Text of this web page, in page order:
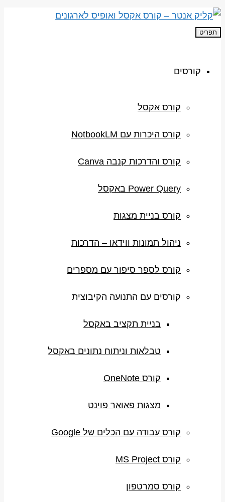
תפריט
קורסים
קורס אקסל
קורס היכרות עם NotbookLM
קורס והדרכות קנבה Canva
Power Query באקסל
קורס בניית מצגות
ניהול תמונות ווידאו – הדרכות
קורס לספר סיפור עם מספרים
קורסים עם התנועה הקיבוצית
בניית תקציב באקסל
טבלאות וניתוח נתונים באקסל
קורס OneNote
מצגות פאואר פוינט
קורס עבודה עם הכלים של Google
קורס MS Project
קורס סמרטפון